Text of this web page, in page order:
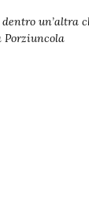
dentro un’altra
Porziuncola